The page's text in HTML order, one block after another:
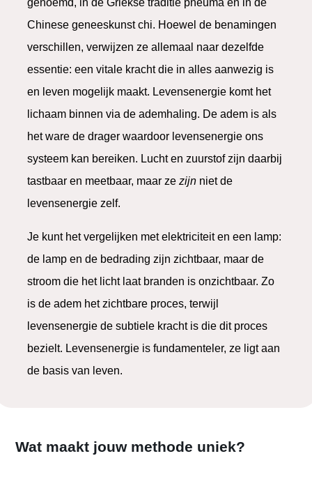
Chinese geneeskunst chi. Hoewel de benamingen
verschillen, verwijzen ze allemaal naar dezelfde
essentie: een vitale kracht die in alles aanwezig is
en leven mogelijk maakt. Levensenergie komt het
lichaam binnen via de ademhaling. De adem is als
het ware de drager waardoor levensenergie ons
systeem kan bereiken. Lucht en zuurstof zijn daarbij
tastbaar en meetbaar, maar ze zijnniet de
levensenergie zelf.
Je kunt het vergelijken met elektriciteit en een lamp:
de lamp en de bedrading zijn zichtbaar, maar de
stroom die het licht laat branden is onzichtbaar. Zo
is de adem het zichtbare proces, terwijl
levensenergie de subtiele kracht is die dit proces
bezielt. Levensenergie is fundamenteler, ze ligt aan
de basis van leven.
Wat maakt jouw methode uniek?